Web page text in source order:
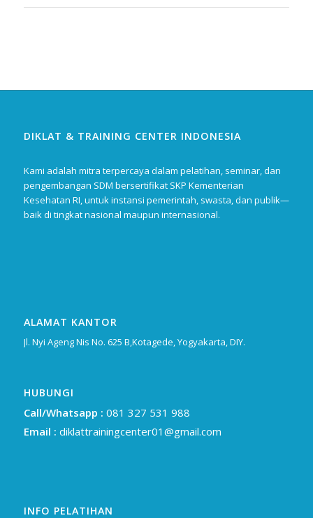
DIKLAT & TRAINING CENTER INDONESIA
Kami adalah mitra terpercaya dalam pelatihan, seminar, dan
pengembangan SDM bersertifikat SKP Kementerian
Kesehatan RI, untuk instansi pemerintah, swasta, dan publik—
baik di tingkat nasional maupun internasional.
ALAMAT KANTOR
Jl. Nyi Ageng Nis No. 625 B,Kotagede, Yogyakarta, DIY.
HUBUNGI
Call/Whatsapp : 081 327 531 988
Email : diklattrainingcenter01@gmail.com
INFO PELATIHAN